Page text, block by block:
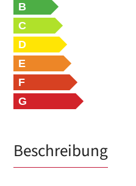
B
C
D
E
F
G
Beschreibung